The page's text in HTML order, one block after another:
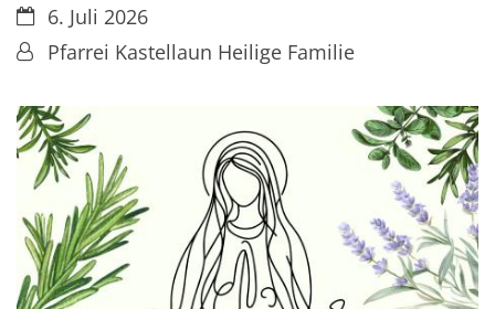
Datum:6. Juli 2026
Von:Pfarrei Kastellaun Heilige Familie